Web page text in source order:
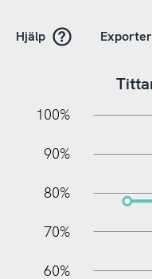
Hjälp
100%
90%
80%
70%
60%